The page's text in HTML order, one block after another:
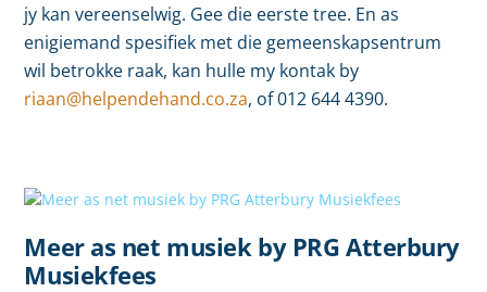
jy kan vereenselwig. Gee die eerste tree. En as
enigiemand spesifiek met die gemeenskapsentrum
wil betrokke raak, kan hulle my kontak by
riaan@helpendehand.co.za, of 012 644 4390.
Meer as net musiek by PRG Atterbury
Musiekfees